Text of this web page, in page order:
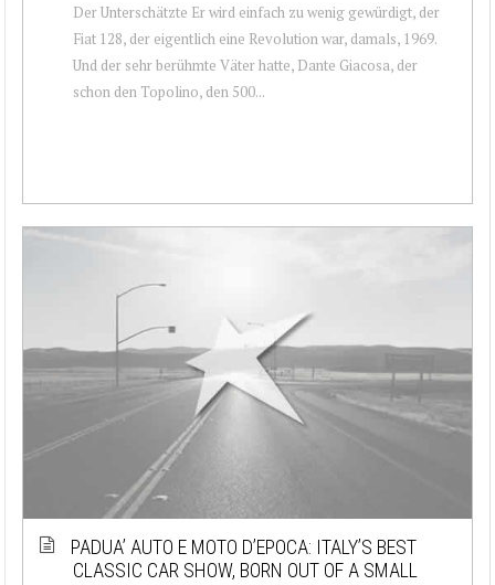
Der Unterschätzte Er wird einfach zu wenig gewürdigt, der
Fiat 128, der eigentlich eine Revolution war, damals, 1969.
Und der sehr berühmte Väter hatte, Dante Giacosa, der
schon den Topolino, den 500...
PADUA’ AUTO E MOTO D’EPOCA: ITALY’S BEST
CLASSIC CAR SHOW, BORN OUT OF A SMALL